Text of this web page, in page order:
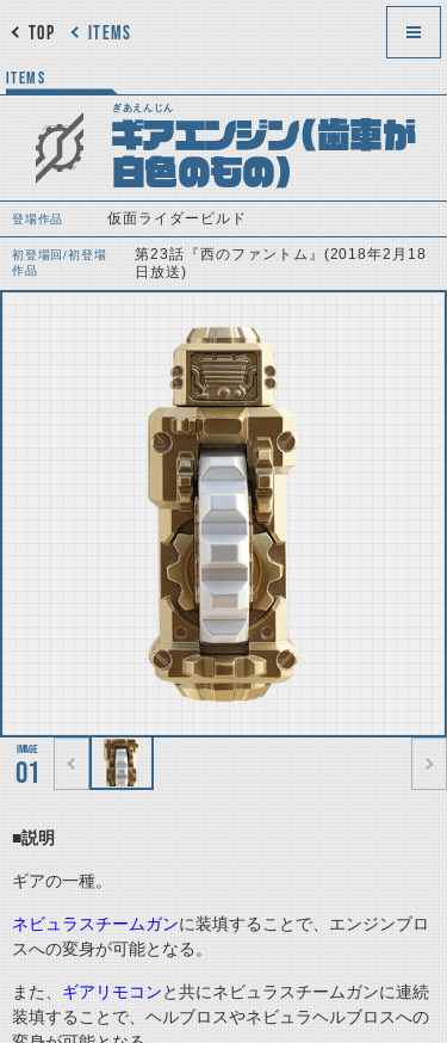
ITEMS
TOP
ITEMS
ぎあえんじん
ギアエンジン(歯車が
白色のもの)
登場作品 仮面ライダービルド
初登場回/初登場
作品
第23話『西のファントム』(2018年2月18
日放送)
01
■説明
ギアの一種。
ネビュラスチームガンに装填することで、エンジンブロ
スへの変身が可能となる。
また、 ギアリモコンと共にネビュラスチームガンに連続
装填することで、ヘルブロスやネビュラヘルブロスへの